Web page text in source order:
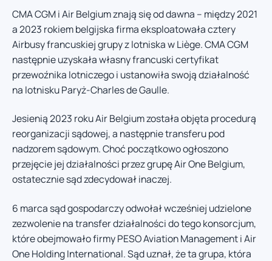
CMA CGM i Air Belgium znają się od dawna – między 2021
a 2023 rokiem belgijska firma eksploatowała cztery
Airbusy francuskiej grupy z lotniska w Liège. CMA CGM
następnie uzyskała własny francuski certyfikat
przewoźnika lotniczego i ustanowiła swoją działalność
na lotnisku Paryż-Charles de Gaulle.
Jesienią 2023 roku Air Belgium została objęta procedurą
reorganizacji sądowej, a następnie transferu pod
nadzorem sądowym. Choć początkowo ogłoszono
przejęcie jej działalności przez grupę Air One Belgium,
ostatecznie sąd zdecydował inaczej.
6 marca sąd gospodarczy odwołał wcześniej udzielone
zezwolenie na transfer działalności do tego konsorcjum,
które obejmowało firmy PESO Aviation Management i Air
One Holding International. Sąd uznał, że ta grupa, która